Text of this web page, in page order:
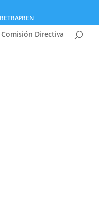
RETRAPREN
Comisión Directiva